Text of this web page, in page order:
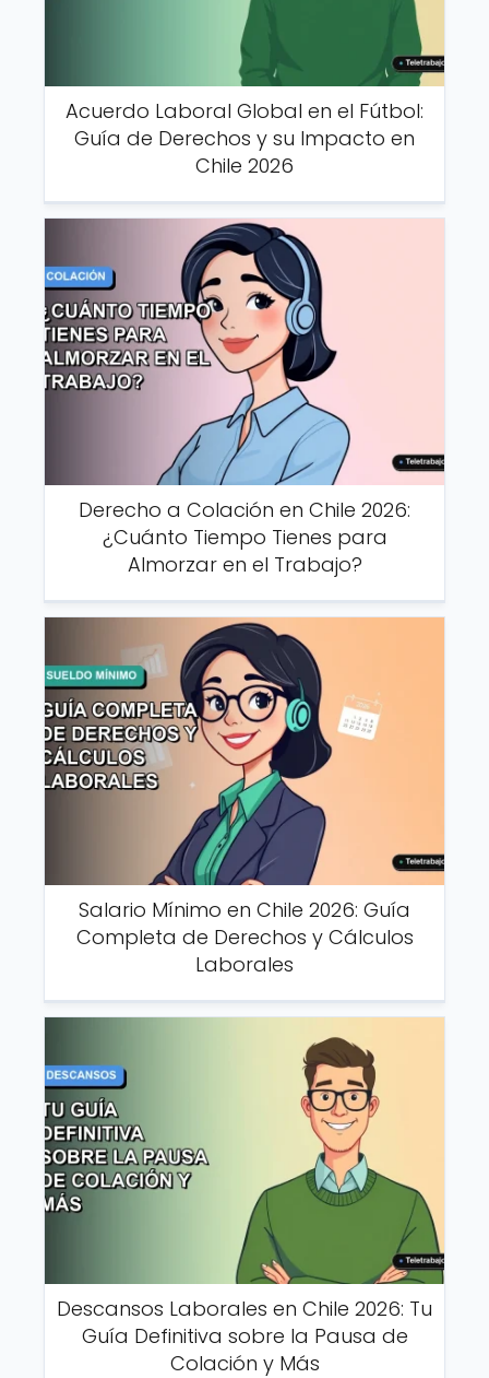
Acuerdo Laboral Global en el Fútbol:
Guía de Derechos y su Impacto en
Chile 2026
Derecho a Colación en Chile 2026:
¿Cuánto Tiempo Tienes para
Almorzar en el Trabajo?
Salario Mínimo en Chile 2026: Guía
Completa de Derechos y Cálculos
Laborales
Descansos Laborales en Chile 2026: Tu
Guía Definitiva sobre la Pausa de
Colación y Más